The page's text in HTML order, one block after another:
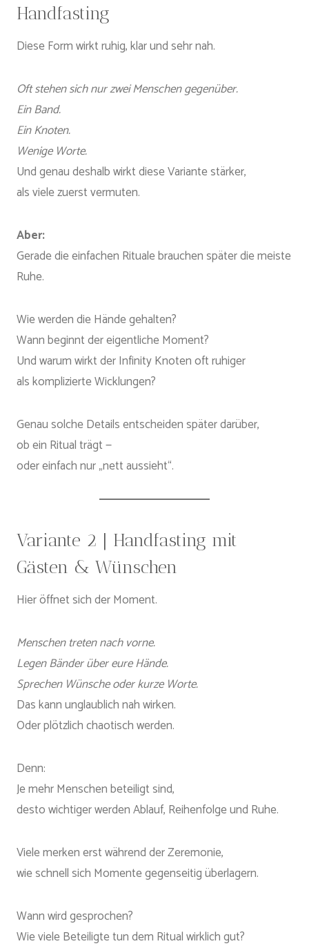
Handfasting
Diese Form wirkt ruhig, klar und sehr nah.
Oft stehen sich nur zwei Menschen gegenüber.
Ein Band.
Ein Knoten.
Wenige Worte.
Und genau deshalb wirkt diese Variante stärker,
als viele zuerst vermuten.
Aber:
Gerade die einfachen Rituale brauchen später die meiste
Ruhe.
Wie werden die Hände gehalten?
Wann beginnt der eigentliche Moment?
Und warum wirkt der Infinity Knoten oft ruhiger
als komplizierte Wicklungen?
Genau solche Details entscheiden später darüber,
ob ein Ritual trägt —
oder einfach nur „nett aussieht“.
Variante 2 | Handfasting mit
Gästen & Wünschen
Hier öffnet sich der Moment.
Menschen treten nach vorne.
Legen Bänder über eure Hände.
Sprechen Wünsche oder kurze Worte.
Das kann unglaublich nah wirken.
Oder plötzlich chaotisch werden.
Denn:
Je mehr Menschen beteiligt sind,
desto wichtiger werden Ablauf, Reihenfolge und Ruhe.
Viele merken erst während der Zeremonie,
wie schnell sich Momente gegenseitig überlagern.
Wann wird gesprochen?
Wie viele Beteiligte tun dem Ritual wirklich gut?